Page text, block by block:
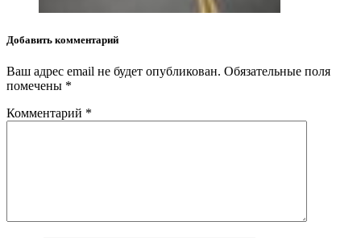
Добавить комментарий
Ваш адрес email не будет опубликован. Обязательные поля
помечены *
Комментарий *